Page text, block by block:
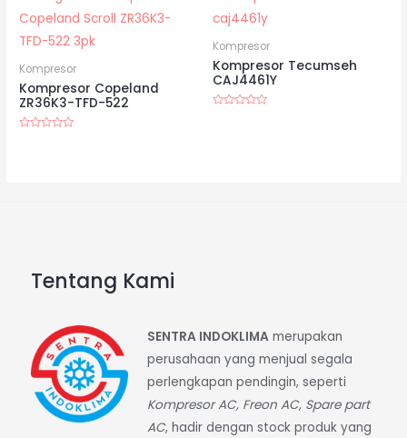
Kompresor
Kompresor Copeland
ZR36K3-TFD-522
Kompresor
Kompresor Tecumseh
CAJ4461Y
Tentang Kami
SENTRA INDOKLIMAmerupakan
perusahaan yang menjual segala
perlengkapan pendingin, seperti
Kompresor AC, Freon AC, Spare part
AC, hadir dengan stock produk yang